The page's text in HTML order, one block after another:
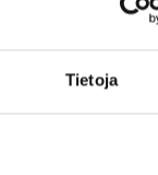
Tietoja